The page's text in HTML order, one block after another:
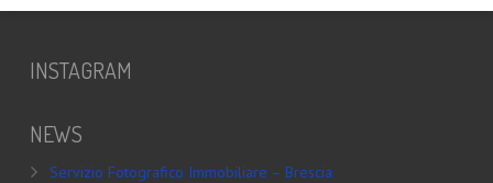
INSTAGRAM
NEWS
Servizio Fotografico Immobiliare – Brescia